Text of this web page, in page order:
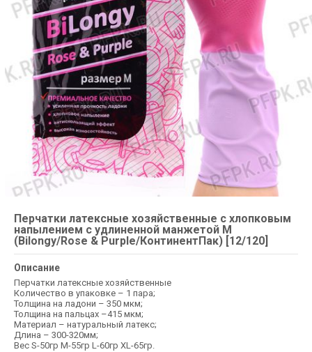
Перчатки латексные хозяйственные с хлопковым
напылением с удлиненной манжетой M
(Bilongy/Rose & Purple/КонтинентПак) [12/120]
Описание
Перчатки латексные хозяйственные
Количество в упаковке – 1 пара;
Толщина на ладони – 350 мкм;
Толщина на пальцах –415 мкм;
Материал – натуральный латекс;
Длина – 300-320мм;
Вес S-50гр M-55гр L-60гр XL-65гр.